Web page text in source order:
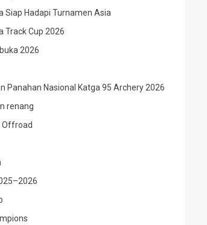
Siap Hadapi Turnamen Asia
Track Cup 2026
2026
Panahan Nasional Katga 95 Archery 2026
renang
Offroad